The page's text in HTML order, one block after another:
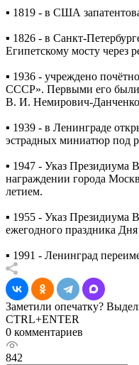
▪️ 1819 - в США
▪️ 1826 - в Санкт-
Египетскому мосту через
▪️ 1936 - учреждено
СССР». Первыми его были
В. И. Немирович-
▪️ 1939 - в Ленинграде
эстрадных миниатюр под
▪️ 1947 - Указ Президиума
награждении города
летием.
▪️ 1955 - Указ
ежегодного праздника Дня
▪️ 1991 - Ленинград
Заметили опечатку?
CTRL+ENTER
0 комментариев
842